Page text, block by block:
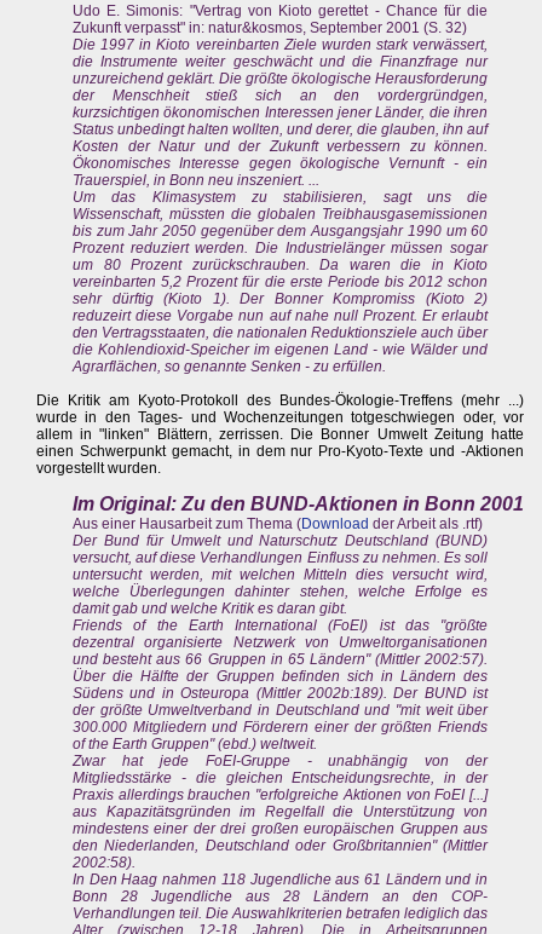
Udo E. Simonis: "Vertrag von Kioto gerettet - Chance für die
Zukunft verpasst" in: natur&kosmos, September 2001 (S. 32)
Die 1997 in Kioto vereinbarten Ziele wurden stark verwässert,
die Instrumente weiter geschwächt und die Finanzfrage nur
unzureichend geklärt. Die größte ökologische Herausforderung
der Menschheit stieß sich an den vordergründgen,
kurzsichtigen ökonomischen Interessen jener Länder, die ihren
Status unbedingt halten wollten, und derer, die glauben, ihn auf
Kosten der Natur und der Zukunft verbessern zu können.
Ökonomisches Interesse gegen ökologische Vernunft - ein
Trauerspiel, in Bonn neu inszeniert. ...
Um das Klimasystem zu stabilisieren, sagt uns die
Wissenschaft, müssten die globalen Treibhausgasemissionen
bis zum Jahr 2050 gegenüber dem Ausgangsjahr 1990 um 60
Prozent reduziert werden. Die Industrielänger müssen sogar
um 80 Prozent zurückschrauben. Da waren die in Kioto
vereinbarten 5,2 Prozent für die erste Periode bis 2012 schon
sehr dürftig (Kioto 1). Der Bonner Kompromiss (Kioto 2)
reduzeirt diese Vorgabe nun auf nahe null Prozent. Er erlaubt
den Vertragsstaaten, die nationalen Reduktionsziele auch über
die Kohlendioxid-Speicher im eigenen Land - wie Wälder und
Agrarflächen, so genannte Senken - zu erfüllen.
Die Kritik am Kyoto-Protokoll des Bundes-Ökologie-Treffens (mehr ...)
wurde in den Tages- und Wochenzeitungen totgeschwiegen oder, vor
allem in "linken" Blättern, zerrissen. Die Bonner Umwelt Zeitung hatte
einen Schwerpunkt gemacht, in dem nur Pro-Kyoto-Texte und -Aktionen
vorgestellt wurden.
Im Original: Zu den BUND-Aktionen in Bonn 2001
Aus einer Hausarbeit zum Thema (Download der Arbeit als .rtf)
Der Bund für Umwelt und Naturschutz Deutschland (BUND)
versucht, auf diese Verhandlungen Einfluss zu nehmen. Es soll
untersucht werden, mit welchen Mitteln dies versucht wird,
welche Überlegungen dahinter stehen, welche Erfolge es
damit gab und welche Kritik es daran gibt.
Friends of the Earth International (FoEI) ist das "größte
dezentral organisierte Netzwerk von Umweltorganisationen
und besteht aus 66 Gruppen in 65 Ländern" (Mittler 2002:57).
Über die Hälfte der Gruppen befinden sich in Ländern des
Südens und in Osteuropa (Mittler 2002b:189). Der BUND ist
der größte Umweltverband in Deutschland und "mit weit über
300.000 Mitgliedern und Förderern einer der größten Friends
of the Earth Gruppen" (ebd.) weltweit.
Zwar hat jede FoEI-Gruppe - unabhängig von der
Mitgliedsstärke - die gleichen Entscheidungsrechte, in der
Praxis allerdings brauchen "erfolgreiche Aktionen von FoEI [...]
aus Kapazitätsgründen im Regelfall die Unterstützung von
mindestens einer der drei großen europäischen Gruppen aus
den Niederlanden, Deutschland oder Großbritannien" (Mittler
2002:58).
In Den Haag nahmen 118 Jugendliche aus 61 Ländern und in
Bonn 28 Jugendliche aus 28 Ländern an den COP-
Verhandlungen teil. Die Auswahlkriterien betrafen lediglich das
Alter (zwischen 12-18 Jahren). Die in Arbeitsgruppen